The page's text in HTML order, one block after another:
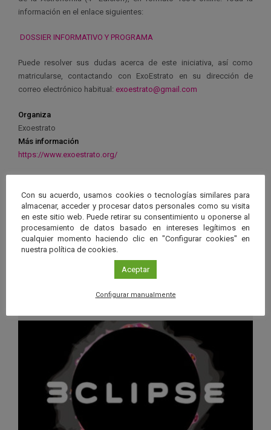
información en el enlace siguientes:
DOSSIER INFORMATIVO Y PROGRAMA
Puede resolver sus dudas acerca de este iniciativa, así como
matricularse, contactando con ExoEstrato en su dirección de
correo electrónico habitual: exoestrato@gmail.com
Organiza
Exoestrato
Más información
https://www.exoestrato.org/
Próximos eventos Ver más
26 JUN 2026 - 26 ENE 2028
Sevilla
Con su acuerdo, usamos cookies o tecnologías similares para
almacenar, acceder y procesar datos personales como su visita
en este sitio web. Puede retirar su consentimiento u oponerse al
procesamiento de datos basado en intereses legítimos en
cualquier momento haciendo clic en "Configurar cookies" en
nuestra política de cookies.
Aceptar
Configurar manualmente